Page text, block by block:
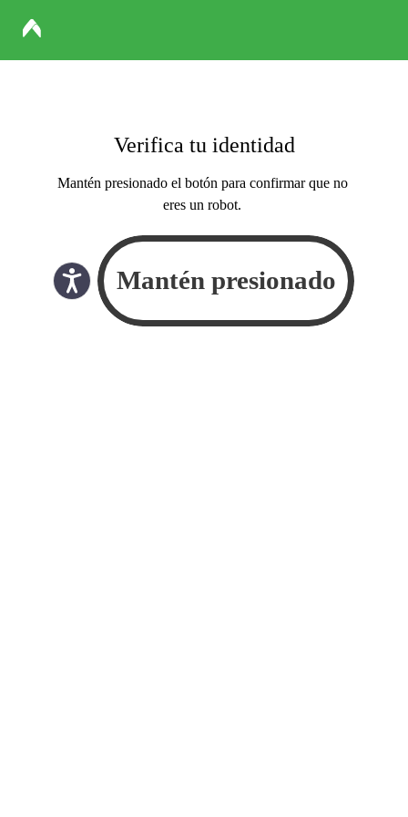
Verifica tu identidad
Mantén presionado el botón para confirmar que no
eres un robot.